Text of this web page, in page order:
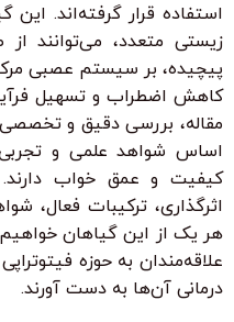
استفاده قرار گرفته‌اند. این
زیستی متعدد، می‌توانند از
پیچیده، بر سیستم عصبی
کاهش اضطراب و تسهیل
مقاله، بررسی دقیق و تخصصی
اساس شواهد علمی و
کیفیت و عمق خواب
اثرگذاری، ترکیبات فعال،
هر یک از این گیاهان
علاقه‌مندان به حوزه
درمانی آن‌ها به دست آورند.